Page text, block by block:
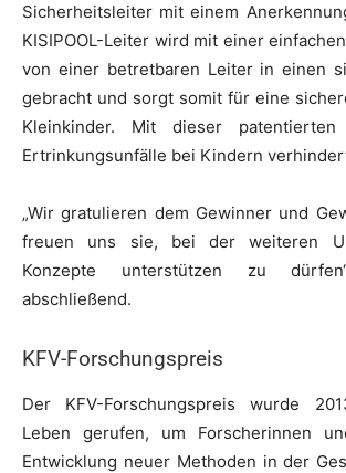
Sicherheitsleiter mit einem
KISIPOOL-Leiter wird mit einer
von einer betretbaren Leiter in einen
gebracht und sorgt somit für eine
Kleinkinder. Mit dieser
Ertrinkungsunfälle bei Kindern
„Wir gratulieren dem Gewinner und
freuen uns sie, bei der weiteren
Konzepte unterstützen zu
abschließend.
KFV-Forschungspreis
Der KFV-Forschungspreis wurde
Leben gerufen, um Forscherinnen
Entwicklung neuer Methoden in der